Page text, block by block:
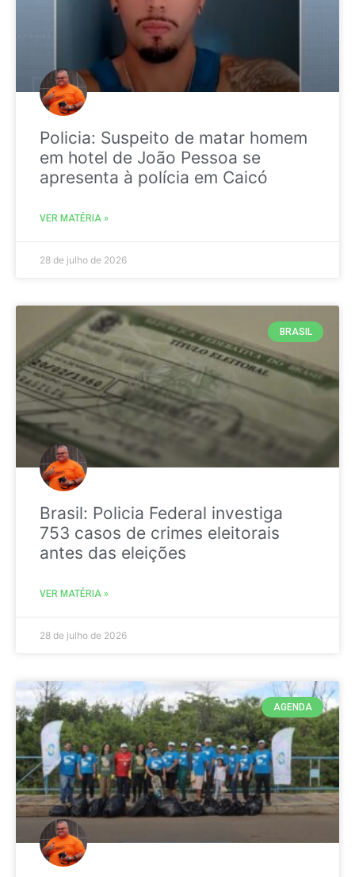
Policia: Suspeito de matar homem
em hotel de João Pessoa se
apresenta à polícia em Caicó
VER MATÉRIA »
28 de julho de 2026
BRASIL
Brasil: Policia Federal investiga
753 casos de crimes eleitorais
antes das eleições
VER MATÉRIA »
28 de julho de 2026
AGENDA